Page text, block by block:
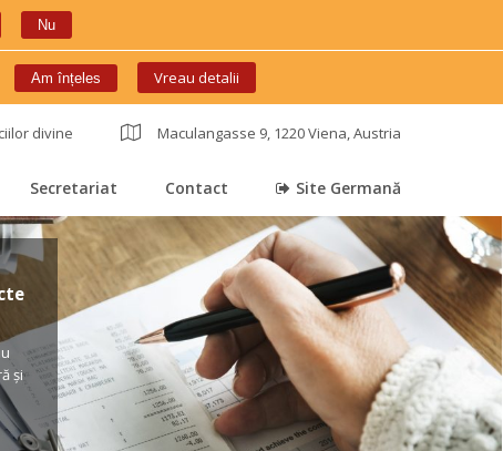
Nu
Am înțele Vreau detalii
divine Maculangasse 9, 1220 Viena, Austria
Secretariat Contact Site Germană
și